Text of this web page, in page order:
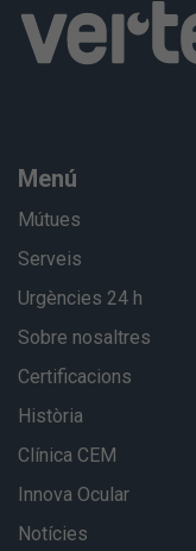
Menú
Mútues
Serveis
Urgències 24 h
Sobre nosaltres
Certificacions
Història
Clínica CEM
Innova Ocular
Notícies